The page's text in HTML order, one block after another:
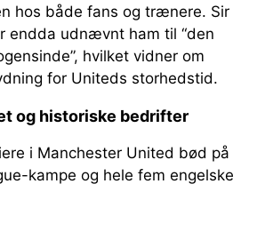
hos både fans og trænere. Sir
endda udnævnt ham til “den
hvilket vidner om
for Uniteds storhedstid.
og historiske bedrifter
i Manchester United bød på
kampe og hele fem engelske